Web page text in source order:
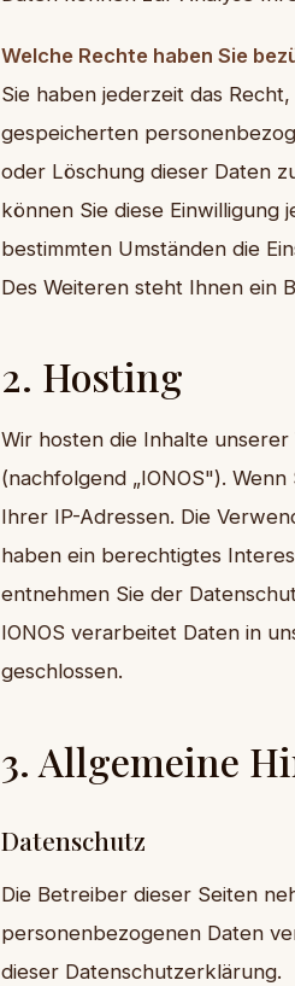
Welche Rechte haben Sie
Sie haben jederzeit das
gespeicherten
oder Löschung dieser Daten
können Sie diese
bestimmten Umständen die
Des Weiteren steht Ihnen ein
2. Hosting
Wir hosten die Inhalte
(nachfolgend „IONOS").
Ihrer IP-Adressen. Die
haben ein berechtigtes
entnehmen Sie der
IONOS verarbeitet Daten in
geschlossen.
3. Allgemeine
Datenschutz
Die Betreiber dieser Seiten
personenbezogenen Daten
dieser Datenschutzerklärung.